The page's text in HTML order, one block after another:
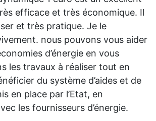
efficace et très économique. Il
et très pratique. Je le
nous pouvons vous aider
d’énergie en vous
les travaux à réaliser tout en
du système d’aides et de
en place par l’Etat, en
les fournisseurs d’énergie.